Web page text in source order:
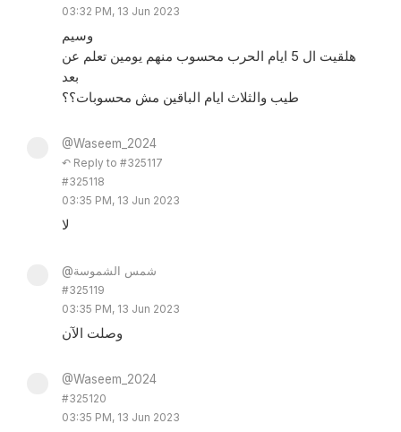
03:32 PM, 13 Jun 2023
وسيم
هلقيت ال 5 ايام الحرب محسوب منهم يومين تعلم عن
بعد
طيب والثلاث ايام الباقين مش محسوبات؟؟
@Waseem_2024
↶ Reply to #325117
#325118
03:35 PM, 13 Jun 2023
لا
@شمس الشموسة
#325119
03:35 PM, 13 Jun 2023
وصلت الآن
@Waseem_2024
#325120
03:35 PM, 13 Jun 2023